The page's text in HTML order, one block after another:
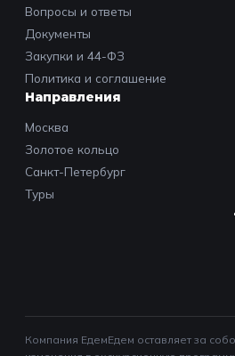
Вопросы и ответы
Документы
Закупки и 44-ФЗ
Политика и соглашение
Направления
Москва
Золотое кольцо
Санкт-Петербург
Туры
Компания ЕдемЕдем оставляет за